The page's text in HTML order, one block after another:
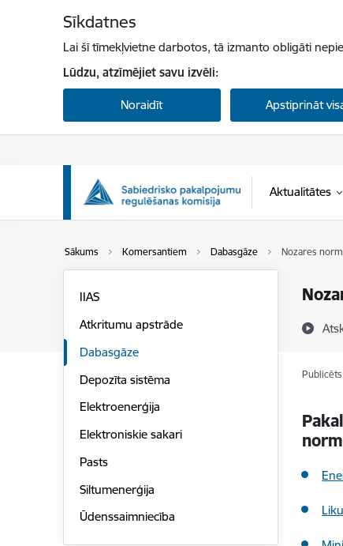
Sīkdatnes
Lai šī tīmekļvietne darbotos, tā izmanto obligāti
Lūdzu, atzīmējiet savu izvēli:
Noraidīt Apstiprināt
Aktualitātes
Sākums Komersantiem Dabasgāze Nozares
IIAS
Atkritumu apstrāde
Dabasgāze
Depozīta sistēma
Elektroenerģija
Elektroniskie sakari
Pasts
Siltumenerģija
Ūdenssaimniecība